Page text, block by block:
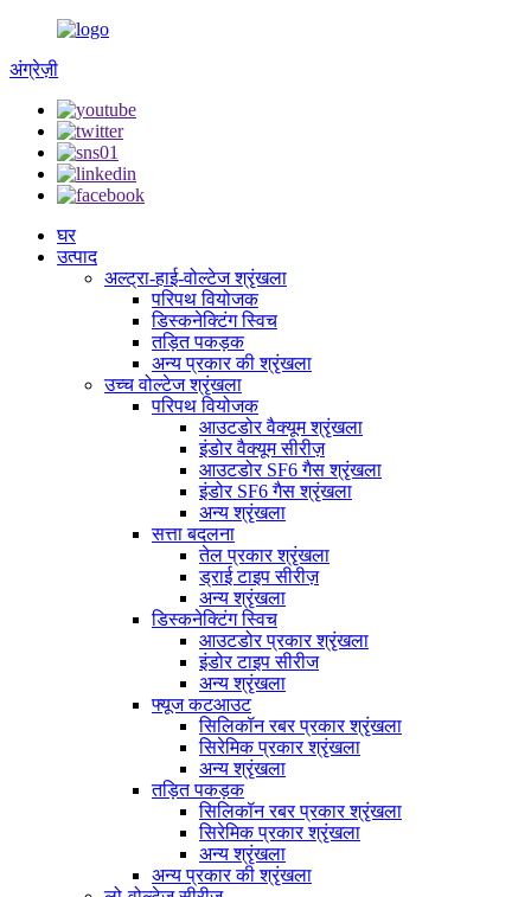
अंग्रेज़ी
घर
उत्पाद
अल्ट्रा-हाई-वोल्टेज श्रृंखला
परिपथ वियोजक
डिस्कनेक्टिंग स्विच
तड़ित पकड़क
अन्य प्रकार की श्रृंखला
उच्च वोल्टेज श्रृंखला
परिपथ वियोजक
आउटडोर वैक्यूम श्रृंखला
इंडोर वैक्यूम सीरीज़
आउटडोर SF6 गैस श्रृंखला
इंडोर SF6 गैस श्रृंखला
अन्य श्रृंखला
सत्ता बदलना
तेल प्रकार श्रृंखला
ड्राई टाइप सीरीज़
अन्य श्रृंखला
डिस्कनेक्टिंग स्विच
आउटडोर प्रकार श्रृंखला
इंडोर टाइप सीरीज
अन्य श्रृंखला
फ्यूज कटआउट
सिलिकॉन रबर प्रकार श्रृंखला
सिरेमिक प्रकार श्रृंखला
अन्य श्रृंखला
तड़ित पकड़क
सिलिकॉन रबर प्रकार श्रृंखला
सिरेमिक प्रकार श्रृंखला
अन्य श्रृंखला
अन्य प्रकार की श्रृंखला